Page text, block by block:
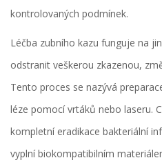
kontrolovaných podmínek.
Léčba zubního kazu funguje na
odstranit veškerou zkazenou,
Tento proces se nazývá
léze pomocí vrtáků nebo laseru.
kompletní eradikace bakteriální
vyplní biokompatibilním